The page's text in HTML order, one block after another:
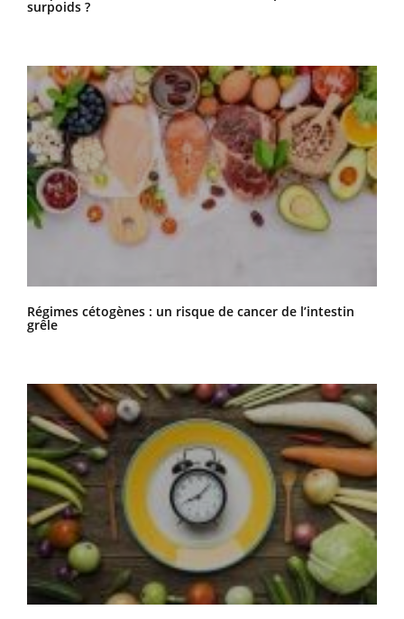
surpoids ?
Régimes cétogènes : un risque de cancer de l’intestin
grêle